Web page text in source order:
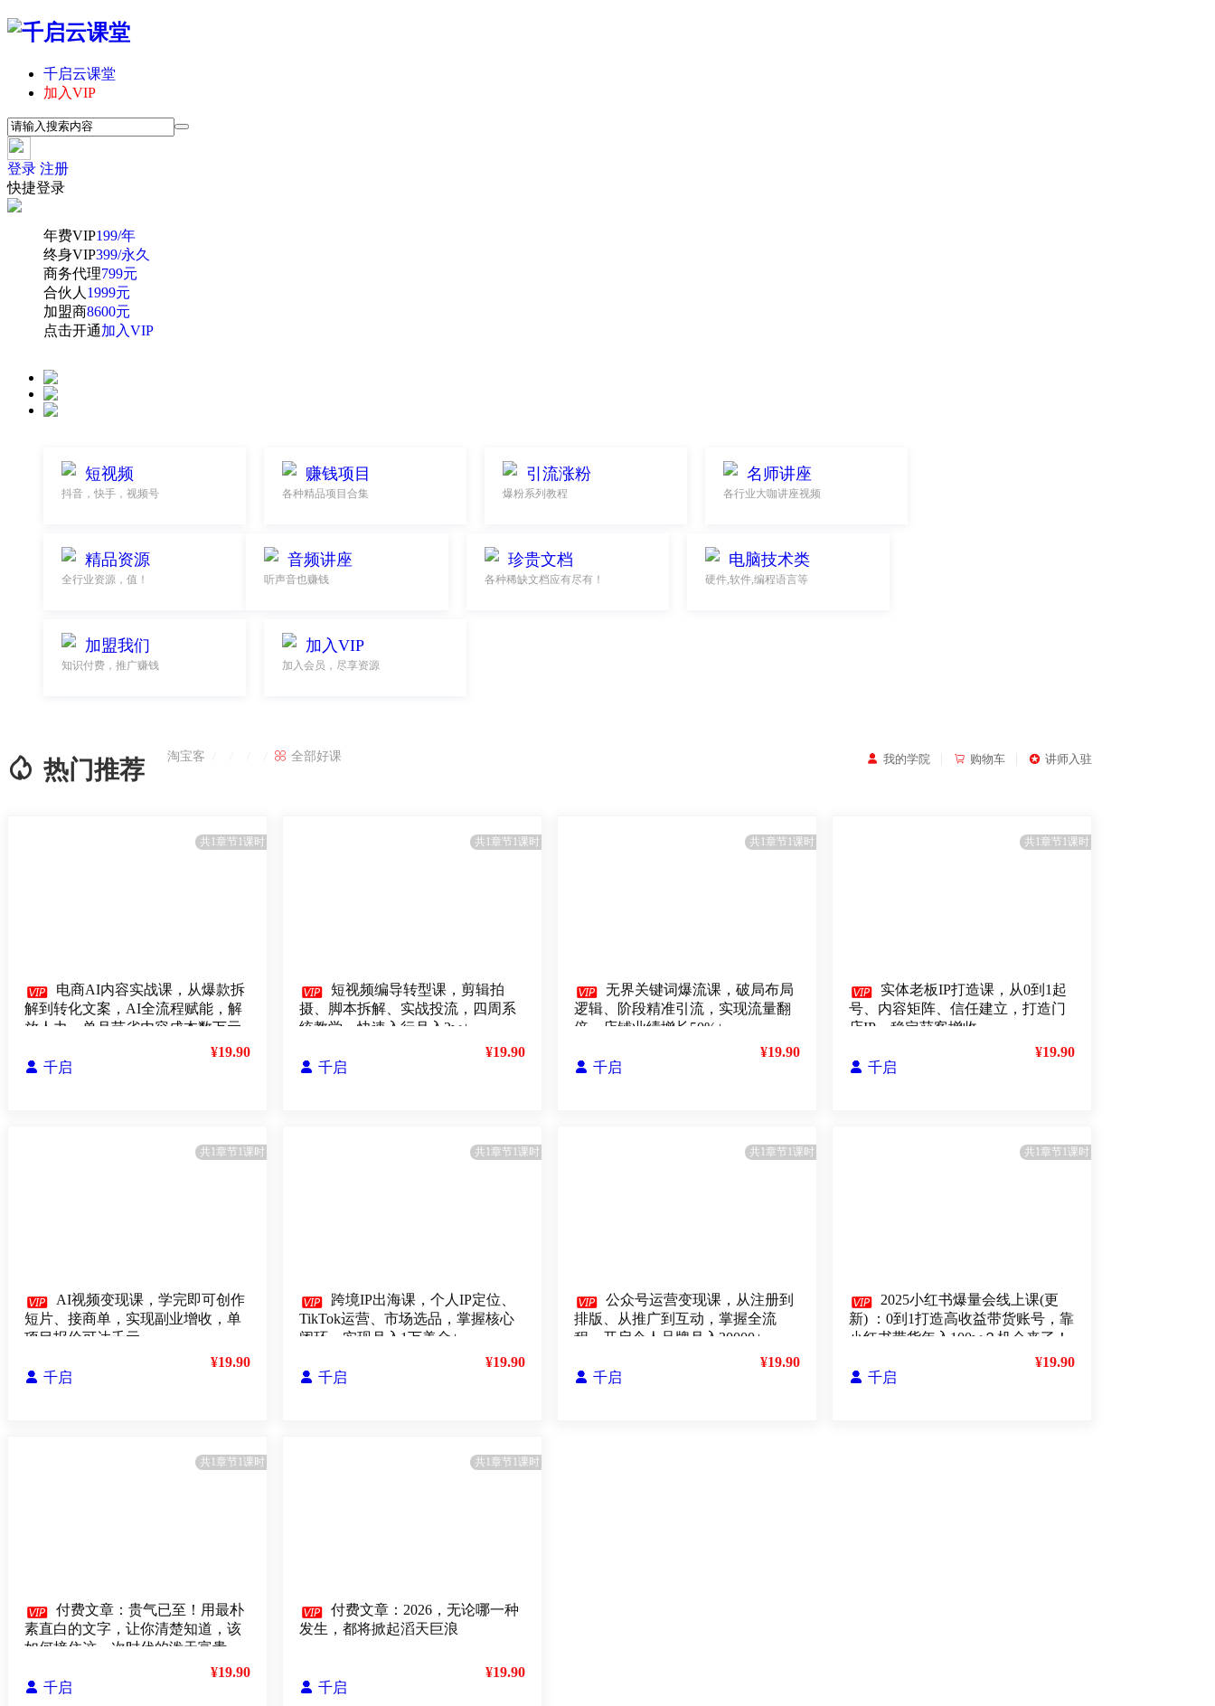
千启云课堂
加入VIP
登录 注册
快捷登录
年费VIP199/年
终身VIP399/永久
商务代理799元
合伙人 1999元
加盟商8600元
点击开通加入VIP
短视频
抖音，快手，视频号
赚钱项目
各种精品项目合集
引流涨粉
爆粉系列教程
名师讲座
各行业大咖讲座视频
精品资源
全行业资源，值！
音频讲座
听声音也赚钱
珍贵文档
各种稀缺文档应有尽有！
电脑技术类
硬件,软件,编程语言等
加盟我们
知识付费，推广赚钱
加入VIP
加入会员，尽享资源
 我的学院  购物车  讲师入驻
 热门推荐 淘宝客  全部好课
共1章节1课时
 电商AI内容实战课，从爆款拆
解到转化文案，AI全流程赋能，解
放人力，单月节省内容成本数万元
 千启
¥19.90
共1章节1课时
 短视频编导转型课，剪辑拍
摄、脚本拆解、实战投流，四周系
统教学，快速入行月入2w+
 千启
¥19.90
共1章节1课时
 无界关键词爆流课，破局布局
逻辑、阶段精准引流，实现流量翻
倍，店铺业绩增长50%+
 千启
¥19.90
共1章节1课时
 实体老板IP打造课，从0到1起
号、内容矩阵、信任建立，打造门
店IP，稳定获客增收
 千启
¥19.90
共1章节1课时
 AI视频变现课，学完即可创作
短片、接商单，实现副业增收，单
项目报价可达千元
 千启
¥19.90
共1章节1课时
 跨境IP出海课，个人IP定位、
TikTok运营、市场选品，掌握核心
闭环，实现月入1万美金+
 千启
¥19.90
共1章节1课时
 公众号运营变现课，从注册到
排版、从推广到互动，掌握全流
程，开启个人品牌月入30000+
 千启
¥19.90
共1章节1课时
 2025小红书爆量会线上课(更
新) ：0到1打造高收益带货账号，靠
小红书带货年入100w？机会来了！
 千启
¥19.90
共1章节1课时
 付费文章：贵气已至！用最朴
素直白的文字，让你清楚知道，该
如何接住这一次时代的泼天富贵
 千启
¥19.90
共1章节1课时
 付费文章：2026，无论哪一种
发生，都将掀起滔天巨浪
 千启
¥19.90